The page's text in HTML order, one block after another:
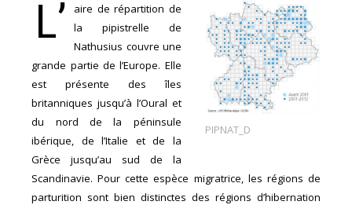
PIPNAT_D
L’
aire de répartition de
la pipistrelle de
Nathusius couvre une
grande partie de l’Europe. Elle
est présente des îles
britanniques jusqu’à l’Oural et
du nord de la péninsule
ibérique, de l’Italie et de la
Grèce jusqu’au sud de la
Scandinavie. Pour cette espèce migratrice, les régions de
parturition sont bien distinctes des régions d’hibernation